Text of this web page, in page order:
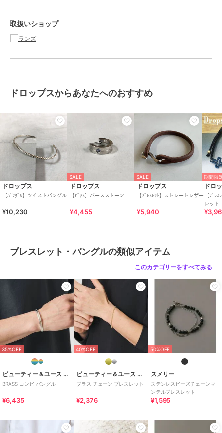
となります。
ご調整の際はご注意ください。
>>無料ギフトサービスについての詳細はこちら
ブランド ドロップス
ショップ
アクセサリー・ヘアアクセサリー
／ブレスレット・バングル
性別タイプ
メンズ
アクセサリー・ヘアアクセサリー
／
ブレスレット・バングル
サイズ フリーサイズ
アクセサリー・ヘアアクセサリー
シルバー925
ブレスレット・バングル
シルバー925
取扱いショップ
ドロップスからあなたへのおすすめ
ドロップス
【ﾊﾞﾝｸﾞﾙ】ツイストバングル
¥10,230
SALE
ドロップス
【ﾋﾟｱｽ】バースストーン
¥4,455
SALE
ドロップス
【ﾌﾞﾚｽﾚｯﾄ】ストレートレザー
¥5,940
期間限
ドロ
【ﾌﾞﾚ
レット
ブレスレット・バングルの類似アイテム
このカテゴリーをすべてみる
35%OFF
ビューティー＆ユース ユナイテッドアローズ
BRASS コンビ バングル
¥6,435
40%OFF
ビューティー＆ユース ユナイテッドアローズ
ブラス チェーン ブレスレット
¥2,376
50%OFF
スメリー
ステンレスビーズチェーンマ
ンテルブレスレット
¥1,595